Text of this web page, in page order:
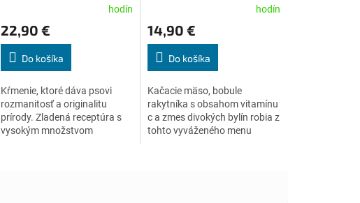
produktu
je
5,0
z
hviezdičiek.
hodín
22,90 €
Do košíka
Kŕmenie, ktoré dáva psovi
rozmanitosť a originalitu
prírody. Zladená receptúra ​​s
vysokým množstvom
produktu
je
5,0
z
hviezdičiek.
hodín
14,90 €
Do košíka
Kačacie mäso, bobule
rakytníka s obsahom vitamínu
c a zmes divokých bylín robia z
tohto vyváženého menu